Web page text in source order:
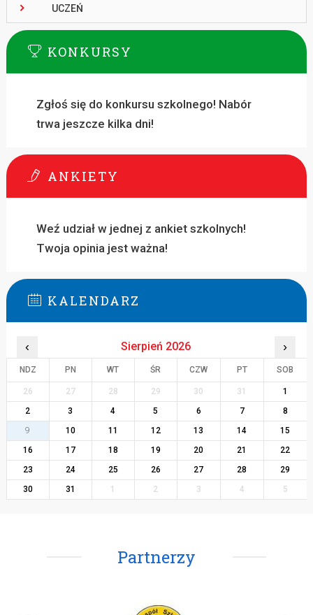
UCZEŃ
KONKURSY
Zgłoś się do konkursu szkolnego! Nabór
trwa jeszcze kilka dni!
ANKIETY
Weź udział w jednej z ankiet szkolnych!
Twoja opinia jest ważna!
KALENDARZ
‹ Sierpień 2026 ›
NDZ PN WT ŚR CZW PT SOB
26 27 28 29 30 31
1
2
3 4 5 6 7
8
9
10 11 12 13 14
15
16
17 18 19 20 21
22
23
24 25 26 27 28
29
30
31 1 2 3 4 5
Partnerzy